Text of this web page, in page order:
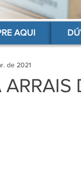
13 universal, código de barras barato
AQUI
de 2021